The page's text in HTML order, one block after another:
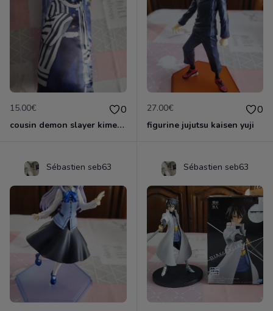
15.00€ 0
cousin demon slayer kimestsu neuf
27.00€ 0
figurine jujutsu kaisen yuji
Sébastien seb63 Sébastien seb63